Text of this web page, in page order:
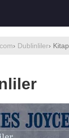
› Dublinliler› Kitap